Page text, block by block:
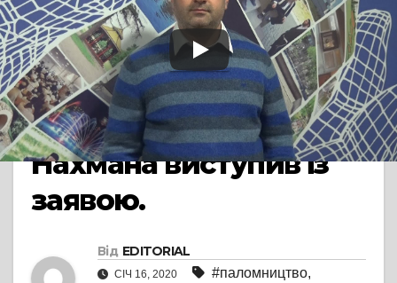
В Умані 11 січня
сталася сутичка між
паломниками і
місцевими. Фонд Рабі
Нахмана виступив із
заявою.
Від EDITORIAL
СІЧ 16, 2020 #паломництво,